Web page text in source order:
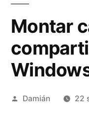
Montar
Publicado
Damián 22